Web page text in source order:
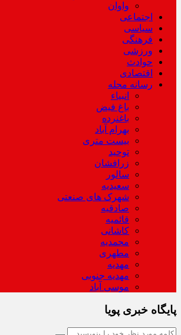
واوان
اجتماعی
سیاسی
فرهنگی
ورزشی
حوادث
اقتصادی
رسانه محله
انبیاء
باغ فیض
باغنرده
بهرام آباد
بیست متری
توحید
زرافشان
سالور
سعیدیه
شهرک های صنعتی
صادقیه
قائمیه
کاشانی
محمدیه
مطهری
مهدیه
مهدیه جنوبی
موسی آباد
پایگاه خبری پویا